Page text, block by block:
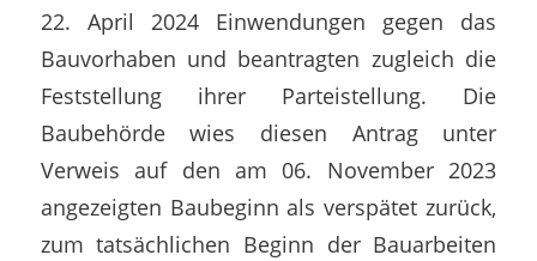
22. April 2024 Einwendungen gegen das
Bauvorhaben und beantragten zugleich die
Feststellung ihrer Parteistellung. Die
Baubehörde wies diesen Antrag unter
Verweis auf den am 06. November 2023
angezeigten Baubeginn als verspätet zurück,
zum tatsächlichen Beginn der Bauarbeiten